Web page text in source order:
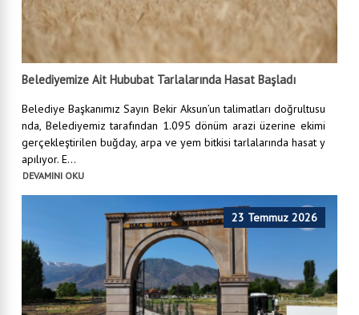
Belediyemize Ait Hububat Tarlalarında Hasat Başladı
Belediye Başkanımız Sayın Bekir Aksun’un talimatları doğrultusu
nda, Belediyemiz tarafından 1.095 dönüm arazi üzerine ekimi
gerçekleştirilen buğday, arpa ve yem bitkisi tarlalarında hasat y
apılıyor. E...
DEVAMINI OKU
23 Temmuz 2026